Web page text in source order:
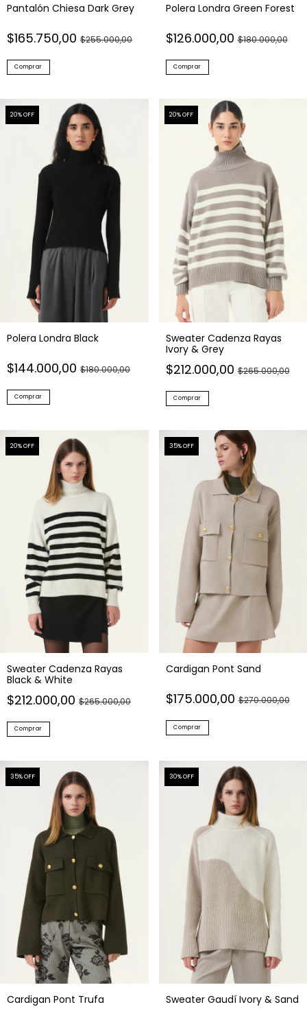
Pantalón Chiesa Dark Grey
$165.750,00 $255.000,00
Comprar
Polera Londra Green Forest
$126.000,00$180.000,00
Comprar
20% OFF
Polera Londra Black
$144.000,00 $180.000,00
Comprar
20% OFF
Sweater Cadenza Rayas
Ivory & Grey
$212.000,00$265.000,00
Comprar
20% OFF
Sweater Cadenza Rayas
Black & White
$212.000,00 $265.000,00
Comprar
35% OFF
Cardigan Pont Sand
$175.000,00$270.000,00
Comprar
35% OFF
Cardigan Pont Trufa
30% OFF
Sweater Gaudí Ivory & Sand